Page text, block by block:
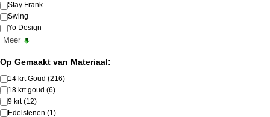
Stay Frank
Swing
Yo Design
Meer
Op Gemaakt van Materiaal:
14 krt Goud (216)
18 krt goud (6)
9 krt(12)
Edelstenen (1)